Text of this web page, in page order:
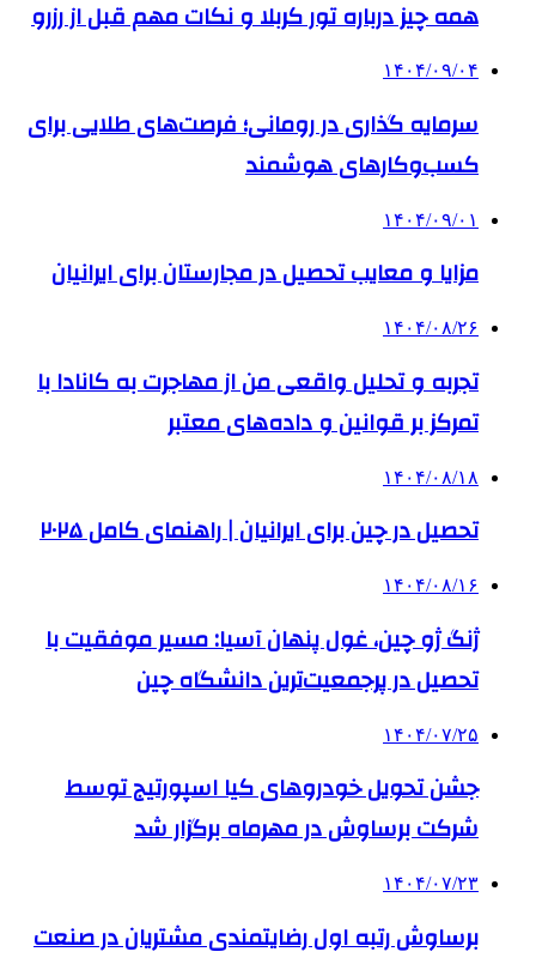
همه چیز درباره تور کربلا و نکات مهم قبل از رزرو
۱۴۰۴/۰۹/۰۴
سرمایه گذاری در رومانی؛ فرصت‌های طلایی برای
کسب‌وکارهای هوشمند
۱۴۰۴/۰۹/۰۱
مزایا و معایب تحصیل در مجارستان برای ایرانیان
۱۴۰۴/۰۸/۲۶
تجربه و تحلیل واقعی من از مهاجرت به کانادا با
تمرکز بر قوانین و داده‌های معتبر
۱۴۰۴/۰۸/۱۸
تحصیل در چین برای ایرانیان | راهنمای کامل ۲۰۲۵
۱۴۰۴/۰۸/۱۶
ژنگ ژو چین، غول پنهان آسیا: مسیر موفقیت با
تحصیل در پرجمعیت‌ترین دانشگاه چین
۱۴۰۴/۰۷/۲۵
جشن تحویل خودروهای کیا اسپورتیج توسط
شرکت برساوش در مهرماه برگزار شد
۱۴۰۴/۰۷/۲۳
برساوش رتبه اول رضایتمندی مشتریان در صنعت